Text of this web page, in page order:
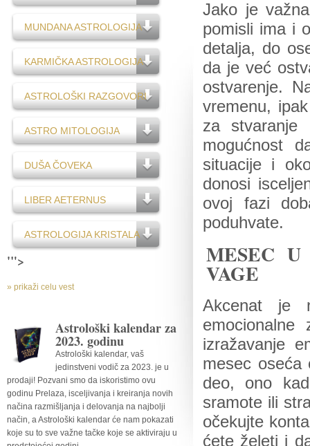
MUNDANA ASTROLOGIJA
KARMIČKA ASTROLOGIJA
ASTROLOŠKI RAZGOVORI
ASTRO MITOLOGIJA
DUŠA ČOVEKA
LIBER AETERNUS
ASTROLOGIJA KRISTALA
'">
» prikaži celu vest
Astrološki kalendar za
2023. godinu
Astrološki kalendar, vaš
jedinstveni vodič za 2023. je u
prodaji! Pozvani smo da iskoristimo ovu
godinu Prelaza, isceljivanja i kreiranja novih
načina razmišljanja i delovanja na najbolji
način, a Astrološki kalendar će nam pokazati
koje su to sve važne tačke koje se aktiviraju u
Jako je
pomisli ima i
detalja, do
da je već
ostvarenje.
vremenu,
za stvaranje
mogućnost
situacije i
donosi
ovoj fazi
poduhvate.
MESEC
VAGE
Akcenat je
emocionalne
izražavanje
mesec oseća
deo, ono
sramote ili
očekujte
ćete želeti i